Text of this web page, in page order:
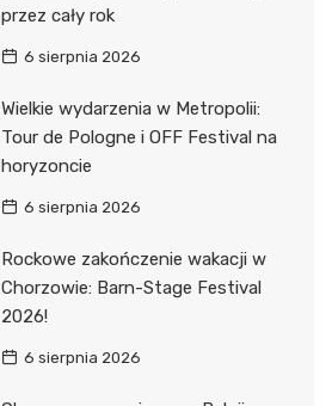
przez cały rok
6 sierpnia 2026
Wielkie wydarzenia w Metropolii:
Tour de Pologne i OFF Festival na
horyzoncie
6 sierpnia 2026
Rockowe zakończenie wakacji w
Chorzowie: Barn-Stage Festival
2026!
6 sierpnia 2026